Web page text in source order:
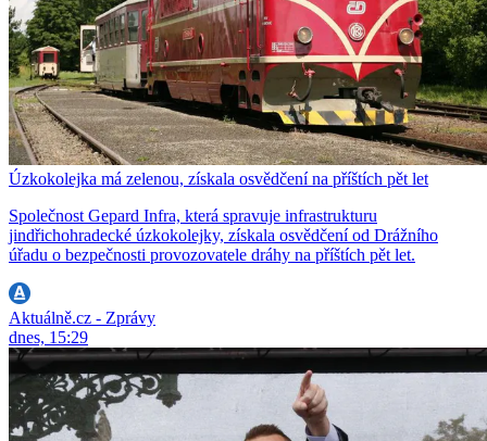
Úzkokolejka má zelenou, získala osvědčení na příštích pět let
Společnost Gepard Infra, která spravuje infrastrukturu
jindřichohradecké úzkokolejky, získala osvědčení od Drážního
úřadu o bezpečnosti provozovatele dráhy na příštích pět let.
Aktuálně.cz - Zprávy
dnes, 15:29